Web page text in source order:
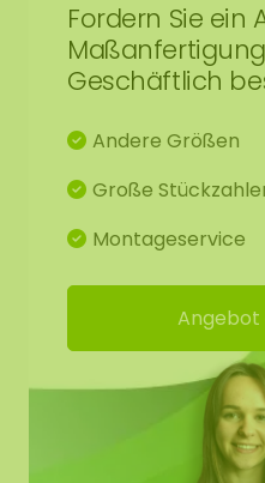
Fordern Sie ein
Geschäftlich
Andere Größen
Große
Montageservice